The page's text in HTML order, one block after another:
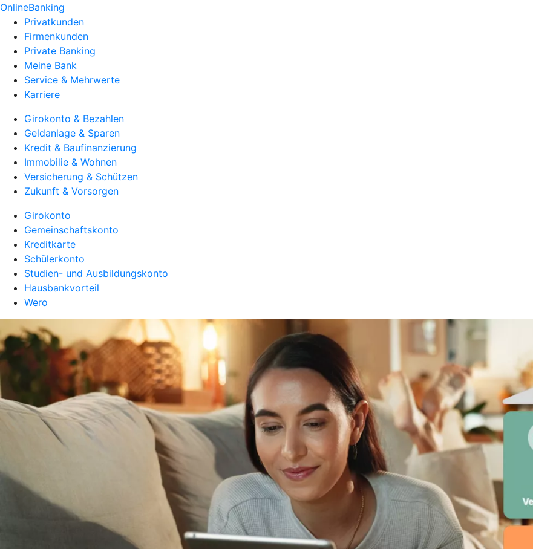
OnlineBanking
Privatkunden
Firmenkunden
Private Banking
Meine Bank
Service & Mehrwerte
Karriere
Girokonto & Bezahlen
Geldanlage & Sparen
Kredit & Baufinanzierung
Immobilie & Wohnen
Versicherung & Schützen
Zukunft & Vorsorgen
Girokonto
Gemeinschaftskonto
Kreditkarte
Schülerkonto
Studien- und Ausbildungskonto
Hausbankvorteil
Wero